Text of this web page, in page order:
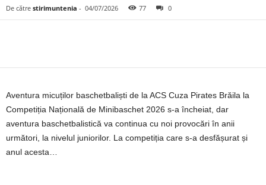
De către stirimuntenia - 04/07/2026 77 0
Aventura micuților baschetbaliști de la ACS Cuza Pirates Brăila la
Competiția Națională de Minibaschet 2026 s-a încheiat, dar
aventura baschetbalistică va continua cu noi provocări în anii
următori, la nivelul juniorilor. La competiția care s-a desfășurat și
anul acesta…